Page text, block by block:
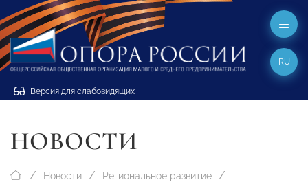
Версия для слабовидящих
RU
НОВОСТИ
Новости Региональное развитие